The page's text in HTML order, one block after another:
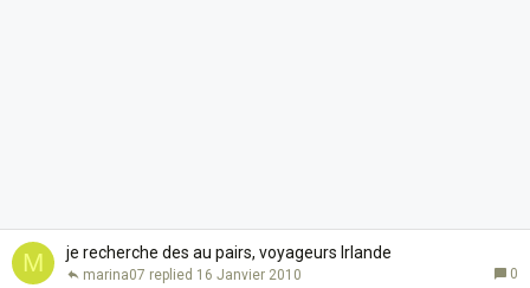
M je recherche des au pairs, voyageurs Irlande
0
16 Janvier 2010
marina07